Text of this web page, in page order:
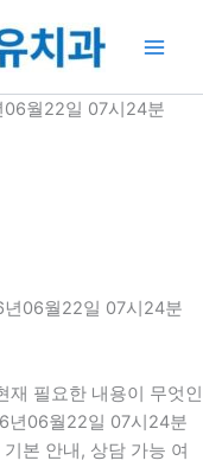
월22일 07시24분
06월22일 07시24분
재 필요한 내용이 무엇인
년06월22일 07시24분
본 안내, 상담 가능 여